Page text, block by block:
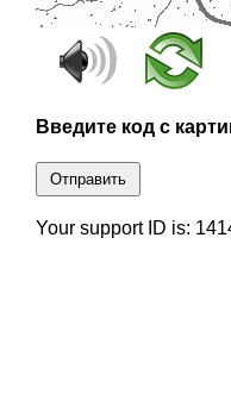
Введите код с
Отправить
Your support ID is: